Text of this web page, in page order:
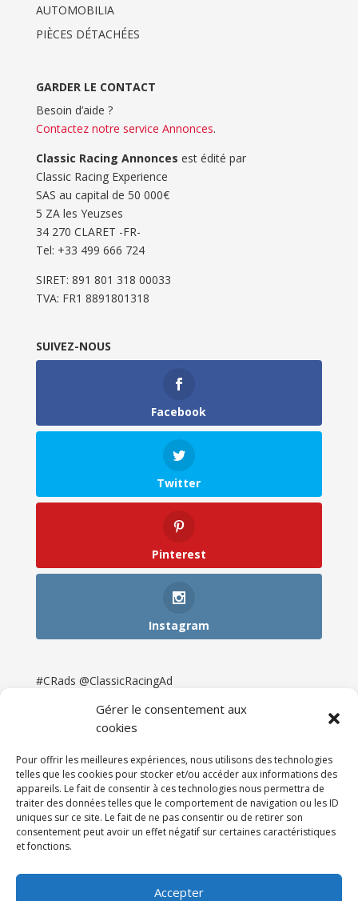
Gérer le consentement aux
cookies
Pour offrir les meilleures expériences, nous utilisons des technologies
telles que les cookies pour stocker et/ou accéder aux informations des
appareils. Le fait de consentir à ces technologies nous permettra de
traiter des données telles que le comportement de navigation ou les ID
uniques sur ce site. Le fait de ne pas consentir ou de retirer son
consentement peut avoir un effet négatif sur certaines caractéristiques
et fonctions.
Accepter
AUTOMOBILIA
PIÈCES DÉTACHÉES
GARDER LE CONTACT
Besoin d’aide ?
Contactez notre service Annonces.
Classic Racing Annonces est édité par
Classic Racing Experience
SAS au capital de 50 000€
5 ZA les Yeuzses
34 270 CLARET -FR-
Tel: ‭+33 499 666 724‬
SIRET: 891 801 318 00033
TVA: FR1 8891801318
SUIVEZ-NOUS
Facebook
Twitter
Pinterest
Instagram
#CRads @ClassicRacingAd
Newsletter & Presse
Partenaires
Tarifs
Espace Client